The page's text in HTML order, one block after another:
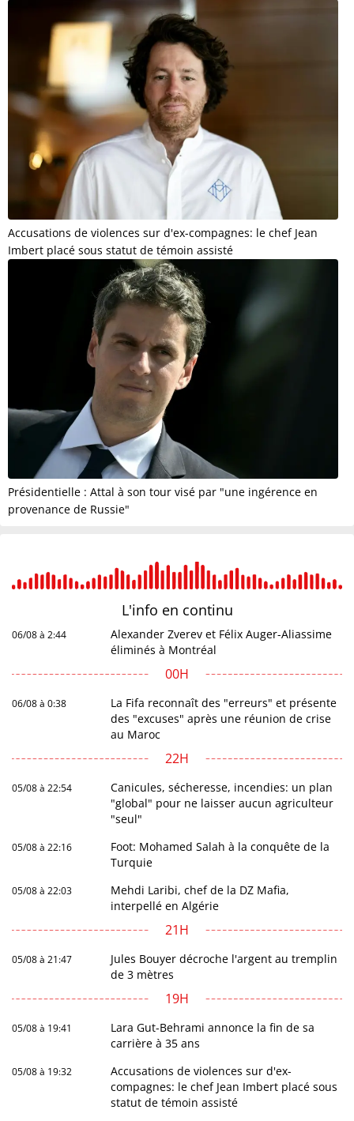
Accusations de violences sur d'ex-compagnes: le chef Jean
Imbert placé sous statut de témoin assisté
Présidentielle : Attal à son tour visé par "une ingérence en
provenance de Russie"
L'info en continu
06/08 à 2:44
Alexander Zverev et Félix Auger-Aliassime
éliminés à Montréal
00H
06/08 à 0:38
La Fifa reconnaît des "erreurs" et présente
des "excuses" après une réunion de crise
au Maroc
22H
05/08 à 22:54
Canicules, sécheresse, incendies: un plan
"global" pour ne laisser aucun agriculteur
"seul"
05/08 à 22:16
Foot: Mohamed Salah à la conquête de la
Turquie
05/08 à 22:03
Mehdi Laribi, chef de la DZ Mafia,
interpellé en Algérie
21H
05/08 à 21:47
Jules Bouyer décroche l'argent au tremplin
de 3 mètres
19H
05/08 à 19:41
Lara Gut-Behrami annonce la fin de sa
carrière à 35 ans
05/08 à 19:32
Accusations de violences sur d'ex-
compagnes: le chef Jean Imbert placé sous
statut de témoin assisté